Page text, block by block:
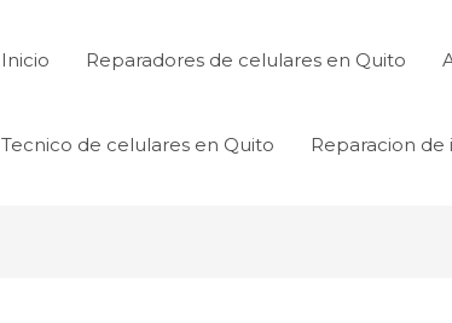
Inicio Reparadores de celulares en Quito
Tecnico de celulares en Quito Reparacion